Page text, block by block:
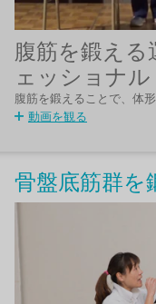
腹筋を鍛える
ェッショナル
腹筋を鍛えることで、体
動画を観る
骨盤底筋群を